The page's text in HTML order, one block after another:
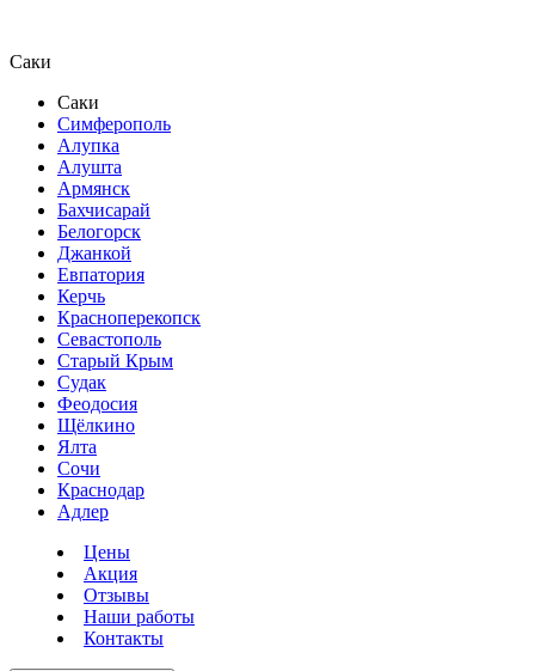
Саки
Саки
Симферополь
Алупка
Алушта
Армянск
Бахчисарай
Белогорск
Джанкой
Евпатория
Керчь
Красноперекопск
Севастополь
Старый Крым
Судак
Феодосия
Щёлкино
Ялта
Сочи
Краснодар
Адлер
Цены
Акция
Отзывы
Наши работы
Контакты